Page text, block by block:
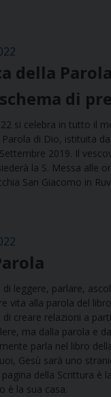
della
di
si celebra in tutto il
di Dio, istituita
2019. Il
la S. Messa alle
San Giacomo in
di leggere, parlare,
vita alla parola del
di creare relazioni a
ma dalla parola e
parla nel libro
Gesù sarà uno
della Scrittura è
è la sua casa.